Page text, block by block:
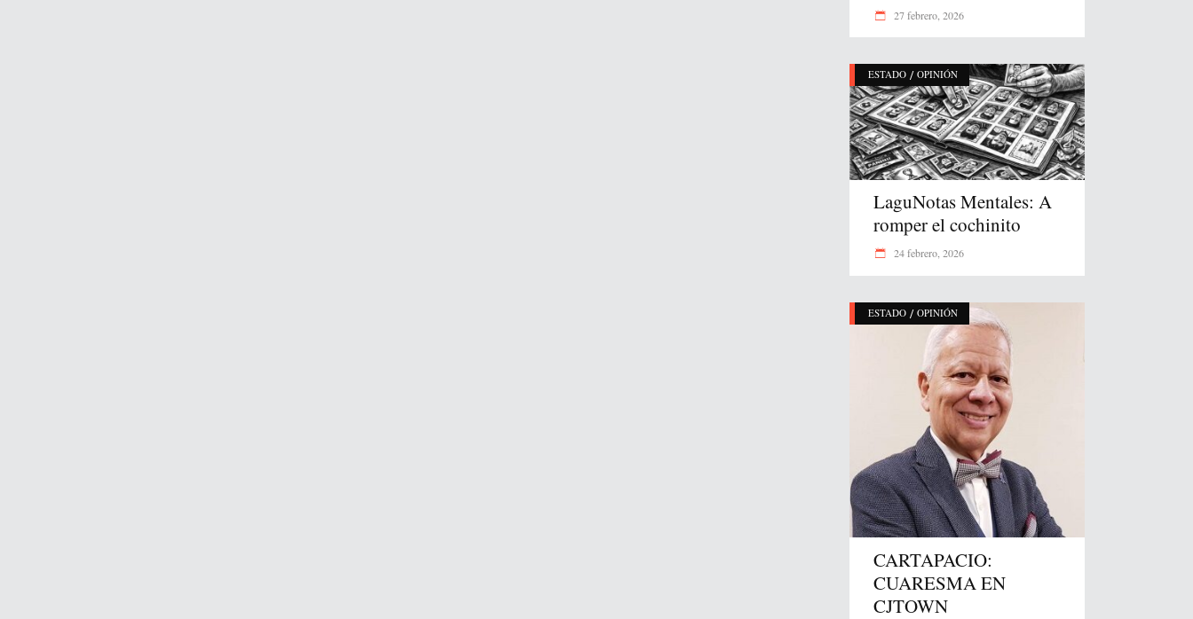
27 febrero, 2026
ESTADO / OPINIÓN
LaguNotas Mentales: A
romper el cochinito
24 febrero, 2026
ESTADO / OPINIÓN
CARTAPACIO:
CUARESMA EN
CJTOWN